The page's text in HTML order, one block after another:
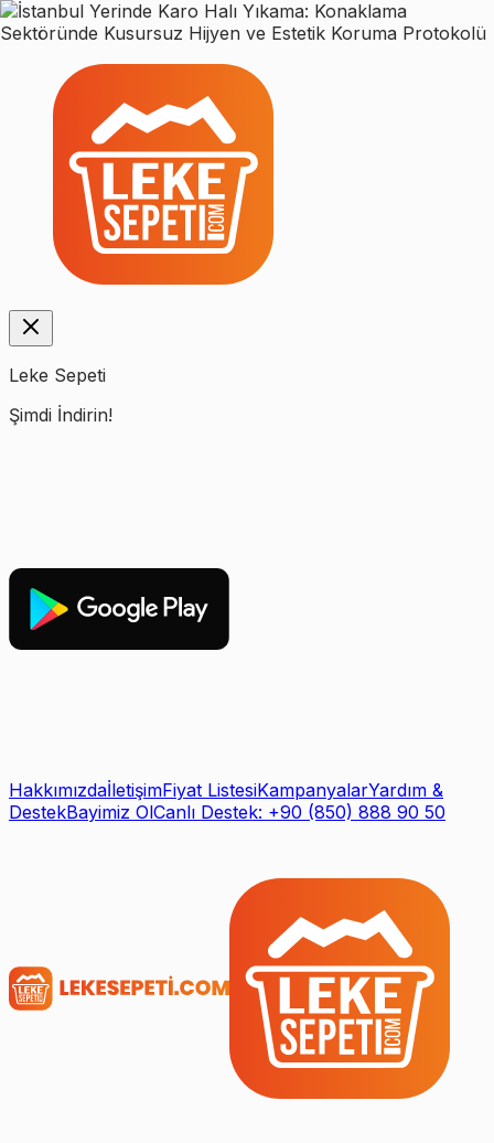
Leke Sepeti
Şimdi İndirin!
HakkımızdaİletişimFiyat ListesiKampanyalarYardım &
DestekBayimiz OlCanlı Destek: +90 (850) 888 90 50